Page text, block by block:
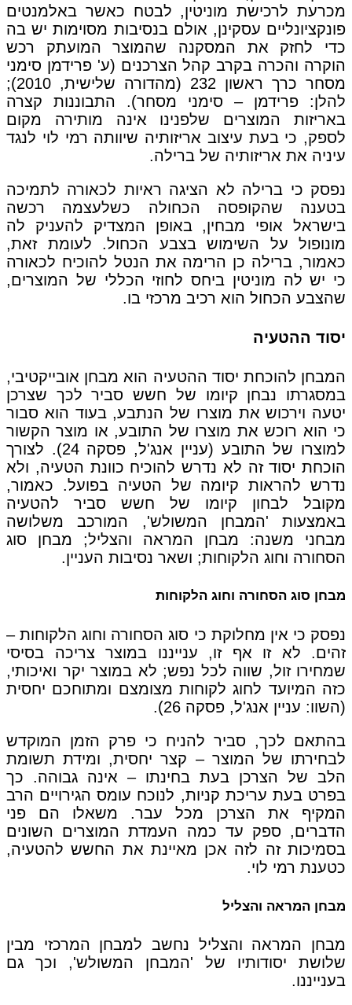
מכרעת לרכישת מוניטין, לבטח כאשר באלמנטים
פונקציונליים עסקינן, אולם בנסיבות מסוימות יש בה
כדי לחזק את המסקנה שהמוצר המועתק רכש
הוקרה והכרה בקרב קהל הצרכנים (ע' פרידמן סימני
מסחר כרך ראשון 232 (מהדורה שלישית, 2010);
להלן: פרידמן – סימני מסחר). התבוננות קצרה
באריזות המוצרים שלפנינו אינה מותירה מקום
לספק, כי בעת עיצוב אריזותיה שיוותה רמי לוי לנגד
עיניה את אריזותיה של ברילה.
נפסק כי ברילה לא הציגה ראיות לכאורה לתמיכה
בטענה שהקופסה הכחולה כשלעצמה רכשה
בישראל אופי מבחין, באופן המצדיק להעניק לה
מונופול על השימוש בצבע הכחול. לעומת זאת,
כאמור, ברילה כן הרימה את הנטל להוכיח לכאורה
כי יש לה מוניטין ביחס לחוזי הכללי של המוצרים,
שהצבע הכחול הוא רכיב מרכזי בו.
יסוד ההטעיה
המבחן להוכחת יסוד ההטעיה הוא מבחן אובייקטיבי,
במסגרתו נבחן קיומו של חשש סביר לכך שצרכן
יטעה וירכוש את מוצרו של הנתבע, בעוד הוא סבור
כי הוא רוכש את מוצרו של התובע, או מוצר הקשור
למוצרו של התובע (עניין אנג'ל, פסקה 24). לצורך
הוכחת יסוד זה לא נדרש להוכיח כוונת הטעיה, ולא
נדרש להראות קיומה של הטעיה בפועל. כאמור,
מקובל לבחון קיומו של חשש סביר להטעיה
באמצעות 'המבחן המשולש', המורכב משלושה
מבחני משנה: מבחן המראה והצליל; מבחן סוג
הסחורה וחוג הלקוחות; ושאר נסיבות העניין.
מבחן סוג הסחורה וחוג הלקוחות
נפסק כי אין מחלוקת כי סוג הסחורה וחוג הלקוחות –
זהים. לא זו אף זו, ענייננו במוצר צריכה בסיסי
שמחירו זול, שווה לכל נפש; לא במוצר יקר ואיכותי,
כזה המיועד לחוג לקוחות מצומצם ומתוחכם יחסית
(השוו: עניין אנג'ל, פסקה 26).
בהתאם לכך, סביר להניח כי פרק הזמן המוקדש
לבחירתו של המוצר – קצר יחסית, ומידת תשומת
הלב של הצרכן בעת בחינתו – אינה גבוהה. כך
בפרט בעת עריכת קניות, לנוכח עומס הגירויים הרב
המקיף את הצרכן מכל עבר. משאלו הם פני
הדברים, ספק עד כמה העמדת המוצרים השונים
בסמיכות זה לזה אכן מאיינת את החשש להטעיה,
כטענת רמי לוי.
מבחן המראה והצליל
מבחן המראה והצליל נחשב למבחן המרכזי מבין
שלושת יסודותיו של 'המבחן המשולש', וכך גם
בענייננו.